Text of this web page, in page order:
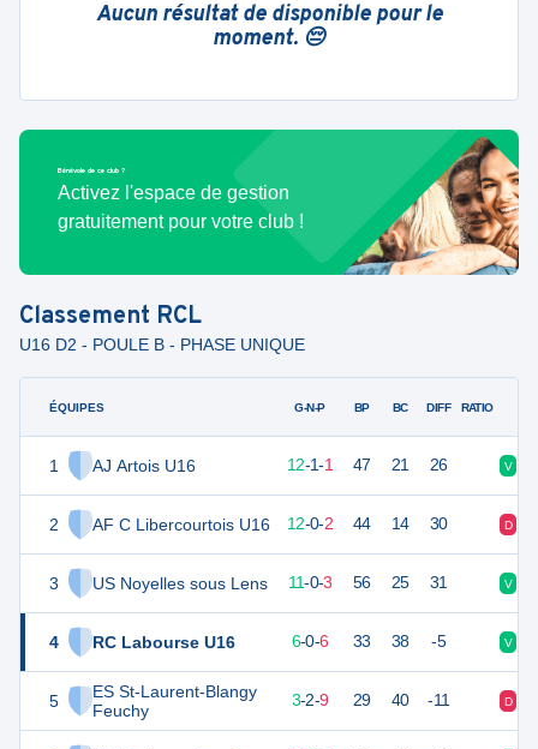
Aucun résultat de disponible pour le
moment. 😔
Bénévole de ce club ?
Activez l'espace de gestion
gratuitement pour votre club !
Classement RCL
U16 D2 - POULE B - PHASE UNIQUE
ÉQUIPES
1 AJ Artois U16
2 AF C Libercourtois U16
3 US Noyelles sous Lens
4 RC Labourse U16
5
ES St-Laurent-Blangy
Feuchy
G-N-P BP BC DIFF RATIO
12-1-1 47 21 26 V
36 14 12-0-2 44 14 30 D
33 14 11-0-3 56 25 31 V
16 6-0-6 33 38 -5 V
11 14 3-2-9 29 40 -11 D